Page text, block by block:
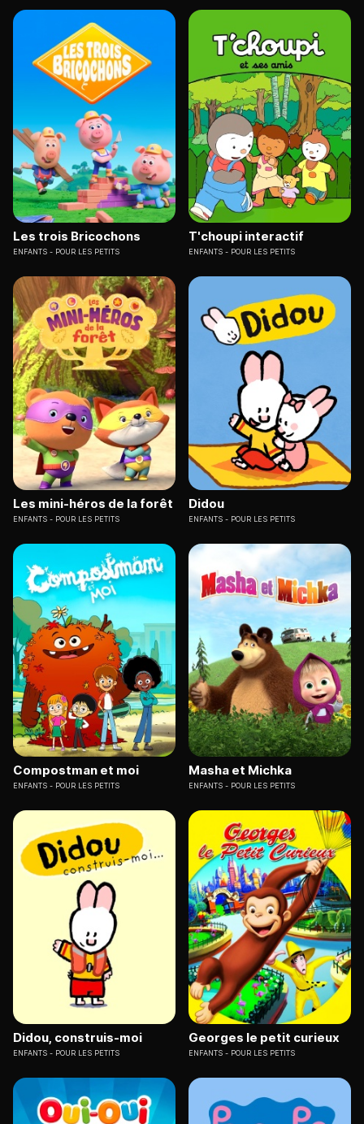
Les trois Bricochons
ENFANTS POUR LES PETITS
T'choupi interactif
ENFANTS POUR LES PETITS
Les mini-héros de la forêt
ENFANTS POUR LES PETITS
Didou
ENFANTS POUR LES PETITS
Compostman et moi
ENFANTS POUR LES PETITS
Masha et Michka
ENFANTS POUR LES PETITS
Didou, construis-moi
ENFANTS POUR LES PETITS
Georges le petit curieux
ENFANTS POUR LES PETITS